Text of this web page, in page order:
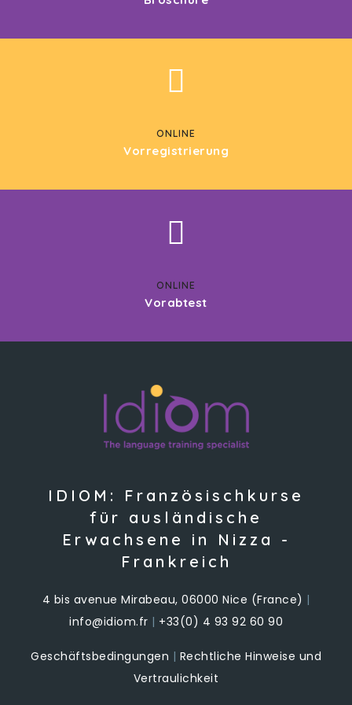
ONLINE
Vorregistrierung
ONLINE
Vorabtest
IDIOM: Französischkurse
für ausländische
Erwachsene in Nizza -
Frankreich
4 bis avenue Mirabeau, 06000 Nice (France) |
info@idiom.fr | +33(0) 4 93 92 60 90
Geschäftsbedingungen | Rechtliche Hinweise und
Vertraulichkeit